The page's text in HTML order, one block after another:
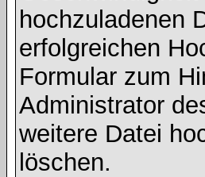
hochzuladenen
erfolgreichen
Formular zum
Administrator
weitere Datei
löschen.